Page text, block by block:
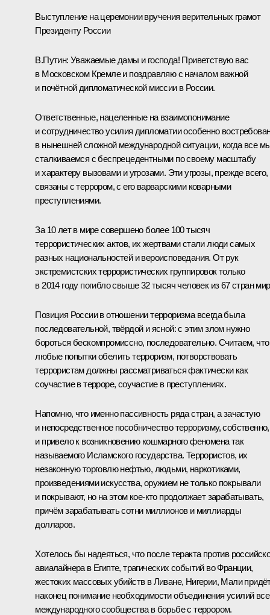
Выступление на церемонии вручения верительных грамот
Президенту России
В.Путин: Уважаемые дамы и господа! Приветствую вас
в Московском Кремле и поздравляю с началом важной
и почётной дипломатической миссии в России.
Ответственные, нацеленные на взаимопонимание
и сотрудничество усилия дипломатии особенно
в нынешней сложной международной ситуации, когда все
сталкиваемся с беспрецедентными по своему масштабу
и характеру вызовами и угрозами. Эти угрозы, прежде всего,
связаны с террором, с его варварскими коварными
преступлениями.
За 10 лет в мире совершено более 100 тысяч
террористических актов, их жертвами стали люди самых
разных национальностей и вероисповедания. От рук
экстремистских террористических группировок только
в 2014 году погибло свыше 32 тысяч человек из 67 стран
Позиция России в отношении терроризма всегда была
последовательной, твёрдой и ясной: с этим злом нужно
бороться бескомпромиссно, последовательно. Считаем, что
любые попытки обелить терроризм, потворствовать
террористам должны рассматриваться фактически как
соучастие в терроре, соучастие в преступлениях.
Напомню, что именно пассивность ряда стран, а зачастую
и непосредственное пособничество терроризму, собственно,
и привело к возникновению кошмарного феномена так
называемого Исламского государства. Террористов, их
незаконную торговлю нефтью, людьми, наркотиками,
произведениями искусства, оружием не только покрывали
и покрывают, но на этом кое‑кто продолжает зарабатывать,
причём зарабатывать сотни миллионов и миллиарды
долларов.
Хотелось бы надеяться, что после теракта против
авиалайнера в Египте, трагических событий во Франции,
жестоких массовых убийств в Ливане, Нигерии, Мали
наконец понимание необходимости объединения усилий
международного сообщества в борьбе с террором.